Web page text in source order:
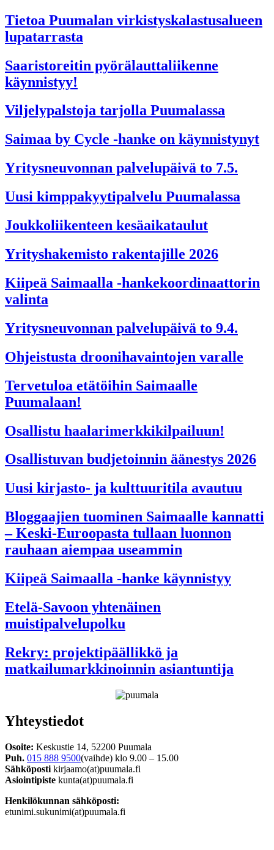
Tietoa Puumalan virkistyskalastusalueen
lupatarrasta
Saaristoreitin pyörälauttaliikenne
käynnistyy!
Viljelypalstoja tarjolla Puumalassa
Saimaa by Cycle -hanke on käynnistynyt
Yritysneuvonnan palvelupäivä to 7.5.
Uusi kimppakyytipalvelu Puumalassa
Joukkoliikenteen kesäaikataulut
Yrityshakemisto rakentajille 2026
Kiipeä Saimaalla -hankekoordinaattorin
valinta
Yritysneuvonnan palvelupäivä to 9.4.
Ohjeistusta droonihavaintojen varalle
Tervetuloa etätöihin Saimaalle
Puumalaan!
Osallistu haalarimerkkikilpailuun!
Osallistuvan budjetoinnin äänestys 2026
Uusi kirjasto- ja kulttuuritila avautuu
Bloggaajien tuominen Saimaalle kannatti
– Keski-Euroopasta tullaan luonnon
rauhaan aiempaa useammin
Kiipeä Saimaalla -hanke käynnistyy
Etelä-Savoon yhtenäinen
muistipalvelupolku
Rekry: projektipäällikkö ja
matkailumarkkinoinnin asiantuntija
Yhteystiedot
Osoite: Keskustie 14, 52200 Puumala
Puh. 015 888 9500(vaihde) klo 9.00 – 15.00
Sähköposti kirjaamo(at)puumala.fi
Asiointipiste kunta(at)puumala.fi
Henkilökunnan sähköposti:
etunimi.sukunimi(at)puumala.fi